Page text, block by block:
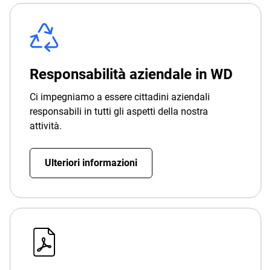
Responsabilità aziendale in WD
Ci impegniamo a essere cittadini aziendali
responsabili in tutti gli aspetti della nostra
attività.
Ulteriori informazioni